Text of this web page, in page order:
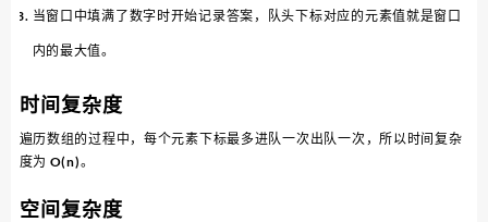
当窗口中填满了数字时开始记录答案，队头下标对应的元素值就是窗口
内的最大值。
时间复杂度
遍历数组的过程中，每个元素下标最多进队一次出队一次，所以时间复杂
度为 O(n)。
空间复杂度